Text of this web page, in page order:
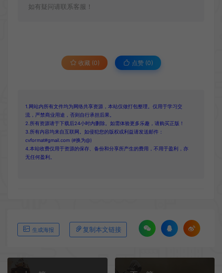
如有疑问请联系客服！
收藏 (0) 点赞 (0)
1.网站内所有文件均为网络共享资源，本站仅做打包整理。仅用于学习交
流，严禁商业用途，否则自行承担后果。
2.所有资源请于下载后24小时内删除。如需体验更多乐趣，请购买正版！
3.所有内容均来自互联网。如侵犯您的版权或利益请发送邮件：
cvformat#gmail.com (#换为@)
4.本站收费仅用于资源的保存、备份和分享所产生的费用，不用于盈利，亦
无任何盈利。
生成海报 复制本文链接